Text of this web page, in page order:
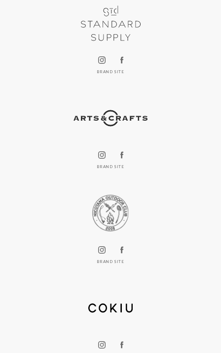
BRAND SITE
BRAND SITE
BRAND SITE